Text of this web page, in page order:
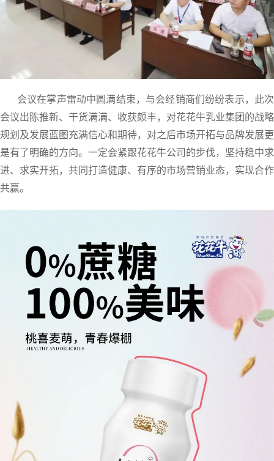
会议在掌声雷动中圆满结束，与会经销商们纷纷表示，此次
会议出陈推新、干货满满、收获颇丰，对花花牛乳业集团的战略
规划及发展蓝图充满信心和期待，对之后市场开拓与品牌发展更
是有了明确的方向。一定会紧跟花花牛公司的步伐，坚持稳中求
进、求实开拓，共同打造健康、有序的市场营销业态，实现合作
共赢。